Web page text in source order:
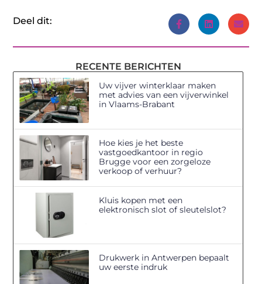
Deel dit:
RECENTE BERICHTEN
Uw vijver winterklaar maken
met advies van een vijverwinkel
in Vlaams-Brabant
Hoe kies je het beste
vastgoedkantoor in regio
Brugge voor een zorgeloze
verkoop of verhuur?
Kluis kopen met een
elektronisch slot of sleutelslot?
Drukwerk in Antwerpen bepaalt
uw eerste indruk